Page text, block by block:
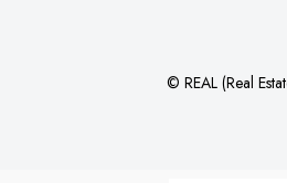
© REAL (Real